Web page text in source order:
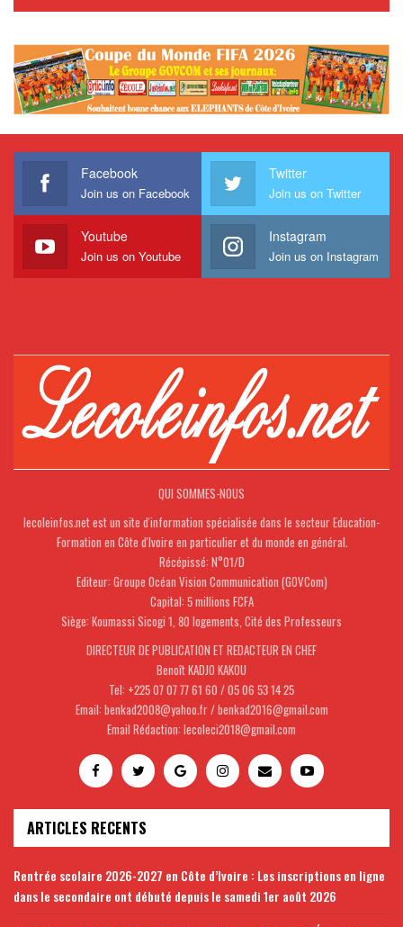
Facebook
Join us on Facebook
Twitter
Join us on Twitter
Youtube
Join us on Youtube
Instagram
Join us on Instagram
QUI SOMMES-NOUS
lecoleinfos.net est un site d'information spécialisée dans le secteur Education-
Formation en Côte d'Ivoire en particulier et du monde en général.
Récépissé: N°01/D
Editeur: Groupe Océan Vision Communication (GOVCom)
Capital: 5 millions FCFA
Siège: Koumassi Sicogi 1, 80 logements, Cité des Professeurs
DIRECTEUR DE PUBLICATION ET REDACTEUR EN CHEF
Benoît KADJO KAKOU
Tel: +225 07 07 77 61 60 / 05 06 53 14 25
Email: benkad2008@yahoo.fr / benkad2016@gmail.com
Email Rédaction: lecoleci2018@gmail.com
ARTICLES RECENTS
Rentrée scolaire 2026-2027 en Côte d’Ivoire : Les inscriptions en ligne
dans le secondaire ont débuté depuis le samedi 1er août 2026